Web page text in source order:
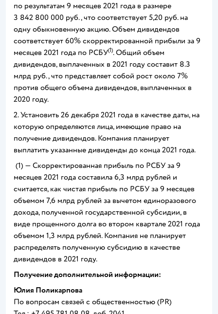
по результатам 9 месяцев 2021 года в размере
3 842 800 000 руб., что соответствует 5,20 руб. на
одну обыкновенную акцию. Объем дивидендов
соответствует 60% скорректированной прибыли за 9
месяцев 2021 года по РСБУ(1). Общий объем
дивидендов, выплаченных в 2021 году составит 8.3
млрд руб., что представляет собой рост около 7%
против общего объема дивидендов, выплаченных в
2020 году.
2. Установить 26 декабря 2021 года в качестве даты, на
которую определяются лица, имеющие право на
получение дивидендов. Компания планирует
выплатить указанные дивиденды до конца 2021 года.
(1) — Скорректированная прибыль по РСБУ за 9
месяцев 2021 года составила 6,3 млрд рублей и
считается, как чистая прибыль по РСБУ за 9 месяцев
объемом 7,6 млрд рублей за вычетом единоразового
дохода, полученной государственной субсидии, в
виде прощенного долга во втором квартале 2021 года
объемом 1,3 млрд рублей. Компания не планирует
распределять полученную субсидию в качестве
дивидендов в 2021 году.
Получение дополнительной информации:
Юлия Поликарпова
По вопросам связей с общественностью (PR)